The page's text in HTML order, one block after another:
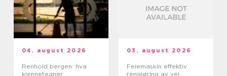
04. august 2026
Renhold bergen: hva
kjennetegner
03. august 2026
Feiemaskin effektiv
rengjøring av vei,